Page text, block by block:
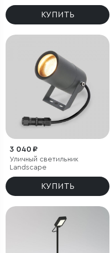
КУПИТЬ
3 040 ₽
Уличный светильник
Landscape
КУПИТЬ